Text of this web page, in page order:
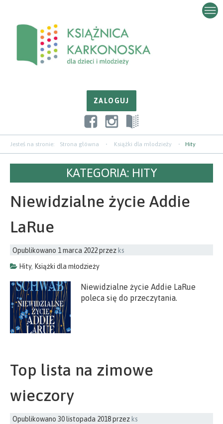
zawartości
nawigacji
paska
Jesteś na stronie: Strona główna Książki dla młodzieży Hity
KATEGORIA: HITY
Niewidzialne życie Addie
LaRue
Opublikowano 1 marca 2022przez ks
Hity, Książki dla młodzieży
Niewidzialne życie Addie LaRue
poleca się do przeczytania.
Top lista na zimowe
wieczory
Opublikowano 30 listopada 2018przez ks